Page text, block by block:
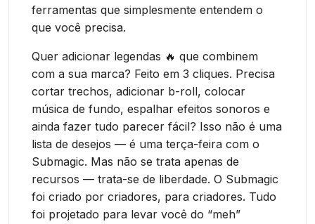
ferramentas que simplesmente entendem o
que você precisa.
Quer adicionar legendas 🔥 que combinem
com a sua marca? Feito em 3 cliques. Precisa
cortar trechos, adicionar b-roll, colocar
música de fundo, espalhar efeitos sonoros e
ainda fazer tudo parecer fácil? Isso não é uma
lista de desejos — é uma terça-feira com o
Submagic. Mas não se trata apenas de
recursos — trata-se de liberdade. O Submagic
foi criado por criadores, para criadores. Tudo
foi projetado para levar você do “meh”